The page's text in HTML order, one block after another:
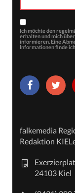
Ich möchte den
erhalten und mich
informieren. Eine
Informationen finde
falkemedia
Redaktion
24103 Kiel